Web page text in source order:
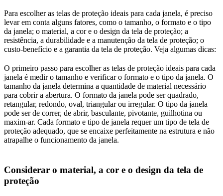
Para escolher as telas de proteção ideais para cada janela, é preciso
levar em conta alguns fatores, como o tamanho, o formato e o tipo
da janela; o material, a cor e o design da tela de proteção; a
resistência, a durabilidade e a manutenção da tela de proteção; o
custo-benefício e a garantia da tela de proteção. Veja algumas dicas:
O primeiro passo para escolher as telas de proteção ideais para cada
janela é medir o tamanho e verificar o formato e o tipo da janela. O
tamanho da janela determina a quantidade de material necessário
para cobrir a abertura. O formato da janela pode ser quadrado,
retangular, redondo, oval, triangular ou irregular. O tipo da janela
pode ser de correr, de abrir, basculante, pivotante, guilhotina ou
maxim-ar. Cada formato e tipo de janela requer um tipo de tela de
proteção adequado, que se encaixe perfeitamente na estrutura e não
atrapalhe o funcionamento da janela.
Considerar o material, a cor e o design da tela de
proteção